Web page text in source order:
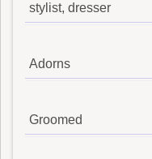
stylist, dresser
Adorns
Groomed